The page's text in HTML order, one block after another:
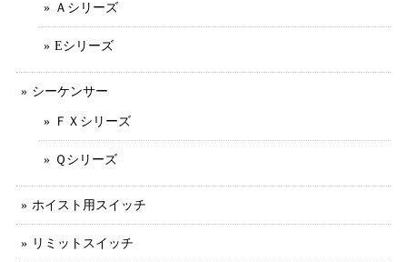
Ａシリーズ
Eシリーズ
シーケンサー
ＦＸシリーズ
Ｑシリーズ
ホイスト用スイッチ
リミットスイッチ